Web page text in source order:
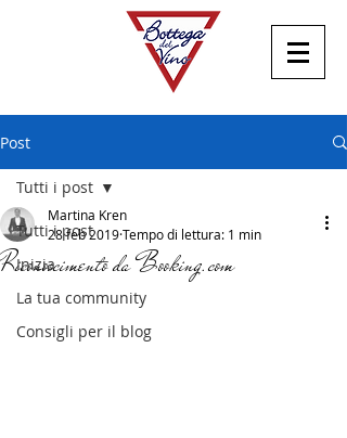
Post
Tutti i post
Inizia
La tua community
Consigli per il blog
Tutti i post
Riconoscimento da Booking.com
Martina Kren
28 feb 2019Tempo di lettura: 1 min